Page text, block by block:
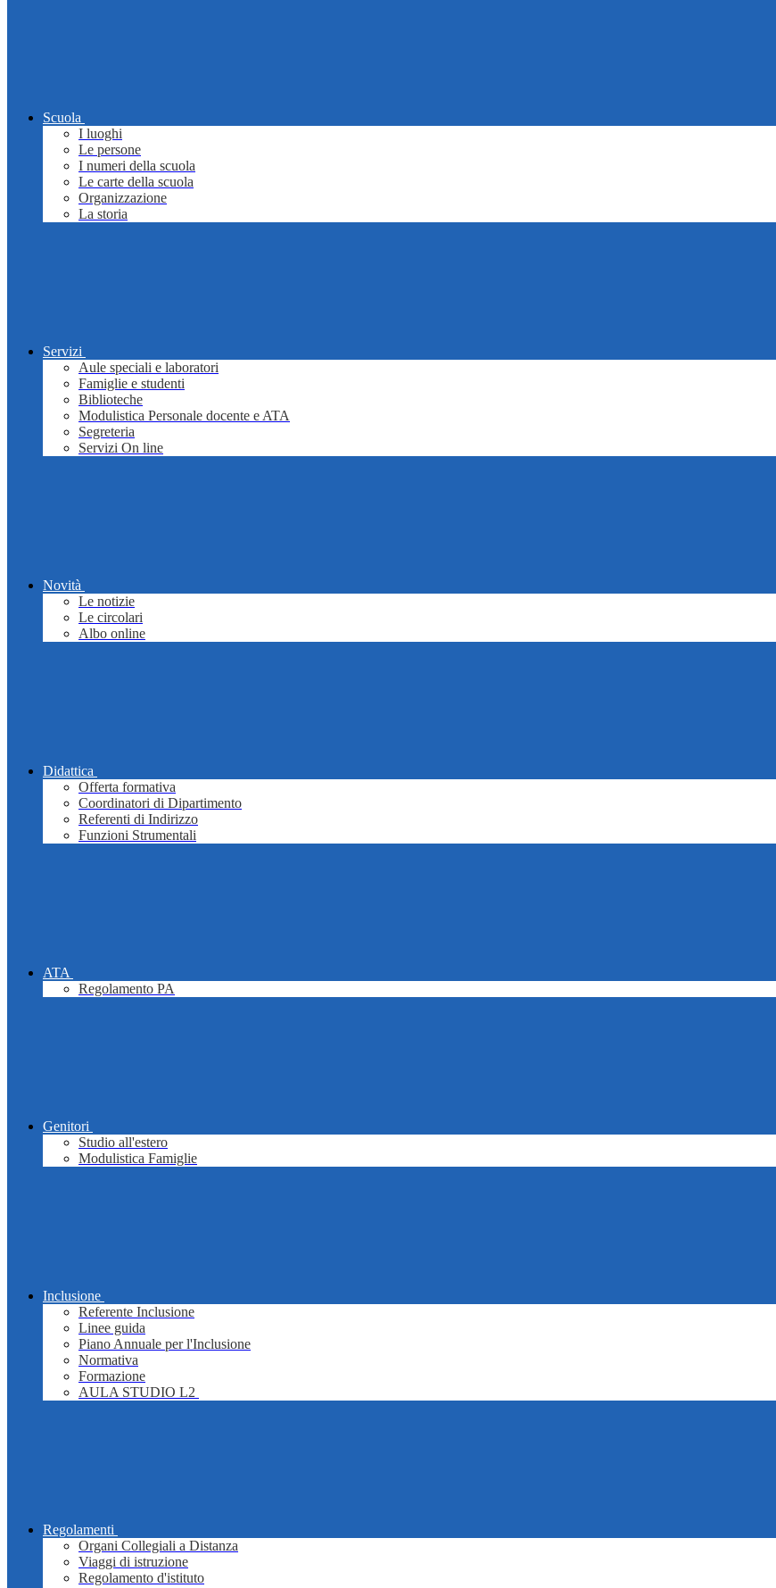
Scuola
I luoghi
Le persone
I numeri della scuola
Le carte della scuola
Organizzazione
La storia
Servizi
Aule speciali e laboratori
Famiglie e studenti
Biblioteche
Modulistica Personale docente e ATA
Segreteria
Servizi On line
Novità
Le notizie
Le circolari
Albo online
Didattica
Offerta formativa
Coordinatori di Dipartimento
Referenti di Indirizzo
Funzioni Strumentali
ATA
Regolamento PA
Genitori
Studio all'estero
Modulistica Famiglie
Inclusione
Referente Inclusione
Linee guida
Piano Annuale per l'Inclusione
Normativa
Formazione
AULA STUDIO L2
Regolamenti
Organi Collegiali a Distanza
Viaggi di istruzione
Regolamento d'istituto